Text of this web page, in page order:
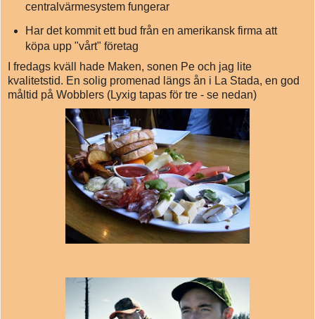
centralvärmesystem fungerar
Har det kommit ett bud från en amerikansk firma att
köpa upp "vårt" företag
I fredags kväll hade Maken, sonen Pe och jag lite
kvalitetstid. En solig promenad längs ån i La Stada, en god
måltid på Wobblers (Lyxig tapas för tre - se nedan)